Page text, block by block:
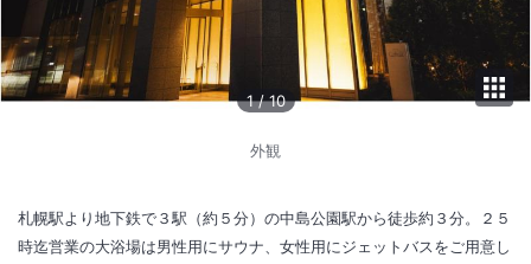
1 /10
外観
札幌駅より地下鉄で３駅（約５分）の中島公園駅から徒歩約３分。２５
時迄営業の大浴場は男性用にサウナ、女性用にジェットバスをご用意し